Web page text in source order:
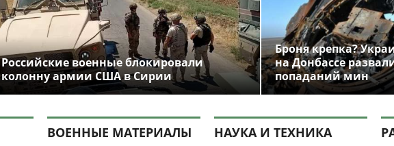
Российские военные блокировали
колонну армии США в Сирии
Броня крепка?
на Донбассе
попаданий мин
ВОЕННЫЕ МАТЕРИАЛЫ НАУКА И ТЕХНИКА